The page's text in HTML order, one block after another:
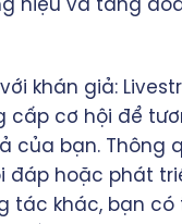
hiệu và tăng
khán giả:
cấp cơ hội để
của bạn. Thông
đáp hoặc phát
tác khác, bạn có